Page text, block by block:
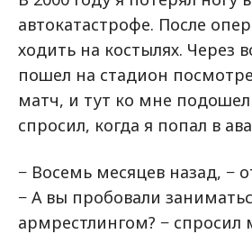
автокатастрофе. После
ходить на костылях. Через
пошел на стадион
матч, и тут ко мне подошел
спросил, когда я попал в
− Восемь месяцев назад, −
− А вы пробовали
армрестлингом? − спросил